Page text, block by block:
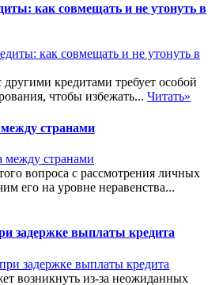
как совмещать и не утонуть в
кредитами требует особой
чтобы избежать... Читать»
странами
вопроса с рассмотрения личных
его на уровне неравенства...
задержке выплаты кредита
возникнуть из-за неожиданных